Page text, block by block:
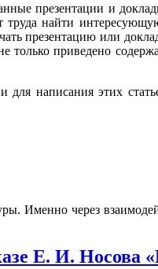
презентации и
найти
презентацию или
только приведено
написания этих
Именно через
Е. И. Носова